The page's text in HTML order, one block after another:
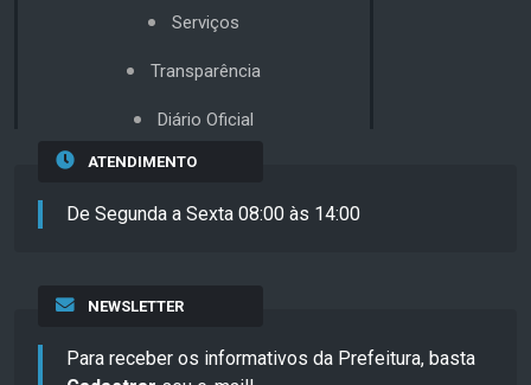
Serviços
Transparência
Diário Oficial
ATENDIMENTO
De Segunda a Sexta 08:00 às 14:00
NEWSLETTER
Para receber os informativos da Prefeitura, basta